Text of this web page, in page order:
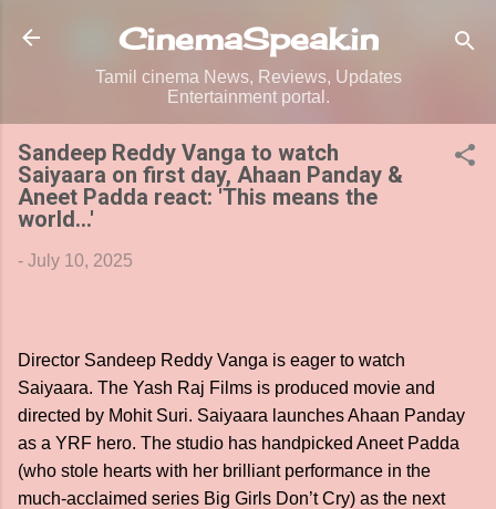
Skip to main content
CinemaSpeak.in
Tamil cinema News, Reviews, Updates
Entertainment portal.
Sandeep Reddy Vanga to watch
Saiyaara on first day, Ahaan Panday &
Aneet Padda react: 'This means the
world...'
- July 10, 2025
Director Sandeep Reddy Vanga is eager to watch
Saiyaara. The Yash Raj Films is produced movie and
directed by Mohit Suri. Saiyaara launches Ahaan Panday
as a YRF hero. The studio has handpicked Aneet Padda
(who stole hearts with her brilliant performance in the
much-acclaimed series Big Girls Don’t Cry) as the next